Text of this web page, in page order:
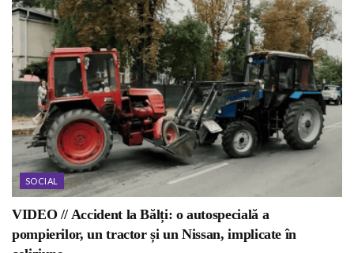
SOCIAL
VIDEO // Accident la Bălți: o autospecială a
pompierilor, un tractor și un Nissan, implicate în